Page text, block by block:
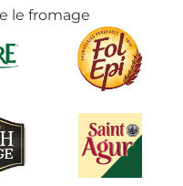
le fromage